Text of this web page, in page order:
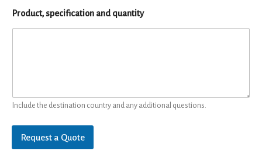
Product, specification and quantity
Include the destination country and any additional questions.
Request a Quote